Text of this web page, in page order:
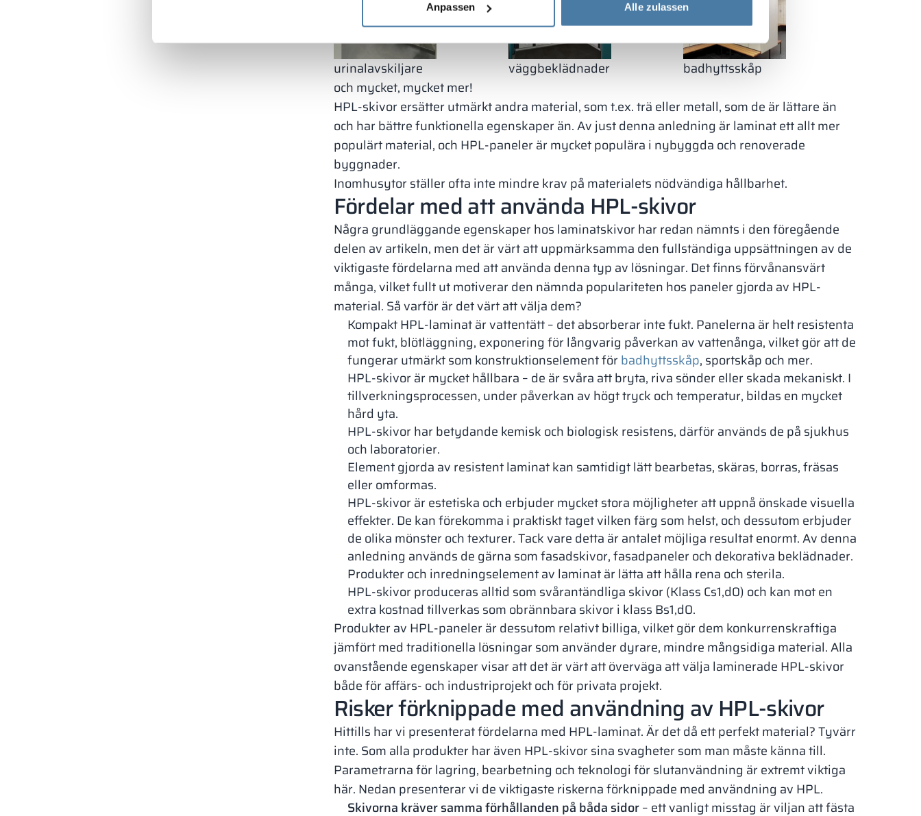
Anpassen Alle zulassen
urinalavskiljare väggbeklädnader
badhyttsskåp
och mycket, mycket mer!
HPL-skivor ersätter utmärkt andra material, som t.ex. trä eller metall, som de är lättare än
och har bättre funktionella egenskaper än. Av just denna anledning är laminat ett allt mer
populärt material, och HPL-paneler är mycket populära i nybyggda och renoverade
byggnader.
Inomhusytor ställer ofta inte mindre krav på materialets nödvändiga hållbarhet.
Fördelar med att använda HPL-skivor
Några grundläggande egenskaper hos laminatskivor har redan nämnts i den föregående
delen av artikeln, men det är värt att uppmärksamma den fullständiga uppsättningen av de
viktigaste fördelarna med att använda denna typ av lösningar. Det finns förvånansvärt
många, vilket fullt ut motiverar den nämnda populariteten hos paneler gjorda av HPL-
material. Så varför är det värt att välja dem?
Kompakt HPL-laminat är vattentätt – det absorberar inte fukt. Panelerna är helt resistenta
mot fukt, blötläggning, exponering för långvarig påverkan av vattenånga, vilket gör att de
fungerar utmärkt som konstruktionselement förbadhyttsskåp, sportskåp och mer.
HPL-skivor är mycket hållbara – de är svåra att bryta, riva sönder eller skada mekaniskt. I
tillverkningsprocessen, under påverkan av högt tryck och temperatur, bildas en mycket
hård yta.
HPL-skivor har betydande kemisk och biologisk resistens, därför används de på sjukhus
och laboratorier.
Element gjorda av resistent laminat kan samtidigt lätt bearbetas, skäras, borras, fräsas
eller omformas.
HPL-skivor är estetiska och erbjuder mycket stora möjligheter att uppnå önskade visuella
effekter. De kan förekomma i praktiskt taget vilken färg som helst, och dessutom erbjuder
de olika mönster och texturer. Tack vare detta är antalet möjliga resultat enormt. Av denna
anledning används de gärna som fasadskivor, fasadpaneler och dekorativa beklädnader.
Produkter och inredningselement av laminat är lätta att hålla rena och sterila.
HPL-skivor produceras alltid som svårantändliga skivor (Klass Cs1,d0) och kan mot en
extra kostnad tillverkas som obrännbara skivor i klass Bs1,d0.
Produkter av HPL-paneler är dessutom relativt billiga, vilket gör dem konkurrenskraftiga
jämfört med traditionella lösningar som använder dyrare, mindre mångsidiga material. Alla
ovanstående egenskaper visar att det är värt att överväga att välja laminerade HPL-skivor
både för affärs- och industriprojekt och för privata projekt.
Risker förknippade med användning av HPL-skivor
Hittills har vi presenterat fördelarna med HPL-laminat. Är det då ett perfekt material? Tyvärr
inte. Som alla produkter har även HPL-skivor sina svagheter som man måste känna till.
Parametrarna för lagring, bearbetning och teknologi för slutanvändning är extremt viktiga
här. Nedan presenterar vi de viktigaste riskerna förknippade med användning av HPL.
Skivorna kräver samma förhållanden på båda sidor– ett vanligt misstag är viljan att fästa